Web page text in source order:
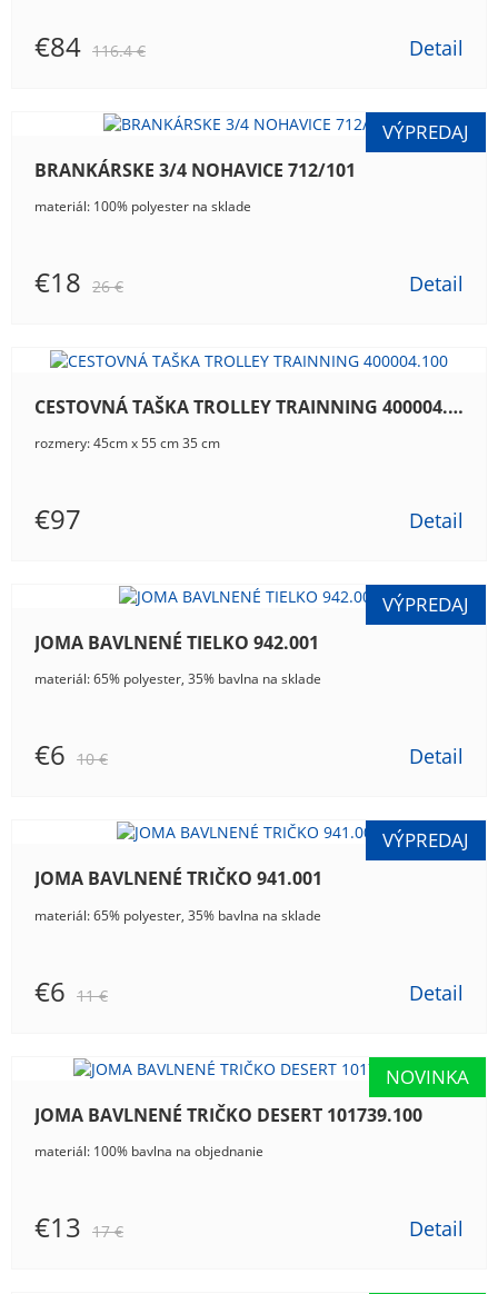
€84 116.4 € Detail
BRANKÁRSKE 3/4 NOHAVICE 712/101
materiál: 100% polyester na sklade
€18 26 € Detail
CESTOVNÁ TAŠKA TROLLEY TRAINNING 400004.100
rozmery: 45cm x 55 cm 35 cm
€97 Detail
JOMA BAVLNENÉ TIELKO 942.001
materiál: 65% polyester, 35% bavlna na sklade
€6 10 € Detail
JOMA BAVLNENÉ TRIČKO 941.001
materiál: 65% polyester, 35% bavlna na sklade
€6 11 € Detail
JOMA BAVLNENÉ TRIČKO DESERT 101739.100
materiál: 100% bavlna na objednanie
€13 17 € Detail